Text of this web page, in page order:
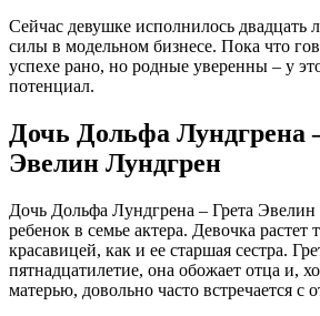
Сейчас девушке исполнилось двадцать
силы в модельном бизнесе. Пока что
успехе рано, но родные уверенны – у
потенциал.
Дочь Дольфа Лундгрена
Эвелин Лундгрен
Дочь Дольфа Лундгрена – Грета
ребенок в семье актера. Девочка растет
красавицей, как и ее старшая сестра.
пятнадцатилетие, она обожает отца и,
матерью, довольно часто встречается с